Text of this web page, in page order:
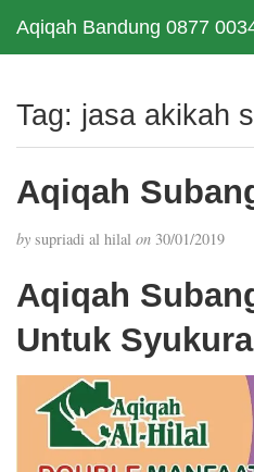
Aqiqah Bandung 0877
Tag: jasa akikah
Aqiqah
by supriadi al hilal on 30/01/2019
Aqiqah
Untuk